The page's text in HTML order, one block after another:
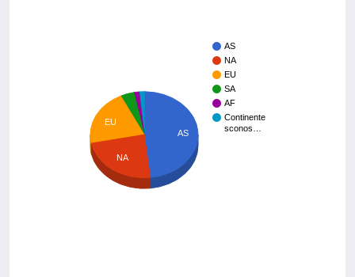
AS
NA
EU
SA
AF
Continente
sconos…
AS
EU
NA